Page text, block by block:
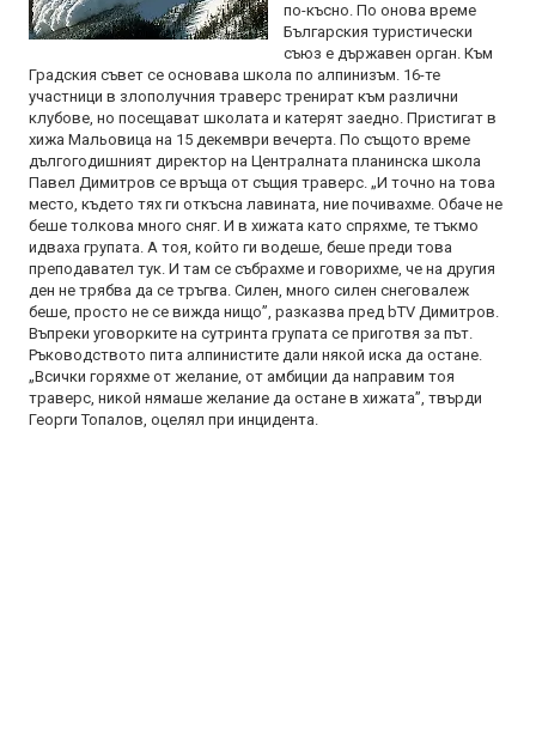
по-късно. По онова време
Българския туристически
съюз е държавен орган. Към
Градския съвет се основава школа по алпинизъм. 16-те
участници в злополучния траверс тренират към различни
клубове, но посещават школата и катерят заедно. Пристигат в
хижа Мальовица на 15 декември вечерта. По същото време
дългогодишният директор на Централната планинска школа
Павел Димитров се връща от същия траверс. „И точно на това
место, където тях ги откъсна лавината, ние почивахме. Обаче не
беше толкова много сняг. И в хижата като спряхме, те тъкмо
идваха групата. А тоя, който ги водеше, беше преди това
преподавател тук. И там се събрахме и говорихме, че на другия
ден не трябва да се тръгва. Силен, много силен снеговалеж
беше, просто не се вижда нищо”, разказва пред bTV Димитров.
Въпреки уговорките на сутринта групата се приготвя за път.
Ръководството пита алпинистите дали някой иска да остане.
„Всички горяхме от желание, от амбиции да направим тоя
траверс, никой нямаше желание да остане в хижата”, твърди
Георги Топалов, оцелял при инцидента.